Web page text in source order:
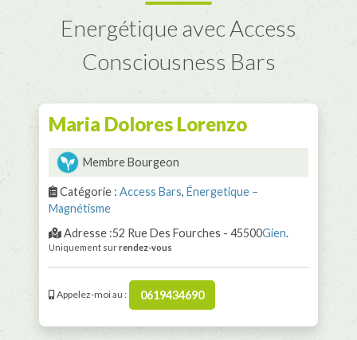
Energétique avec Access
Consciousness Bars
Maria Dolores Lorenzo
Membre Bourgeon
Catégorie : Access Bars, Énergetique –
Magnétisme
Adresse :52 Rue Des Fourches - 45500Gien.
Uniquement surrendez-vous
Appelez-moi au : 0619434690